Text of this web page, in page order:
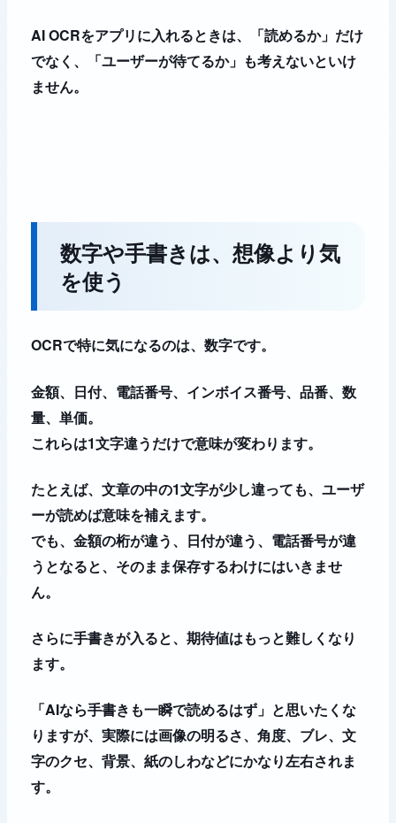
AI OCRをアプリに入れるときは、「読めるか」だけ
でなく、「ユーザーが待てるか」も考えないといけ
ません。
数字や手書きは、想像より気
を使う
OCRで特に気になるのは、数字です。
金額、日付、電話番号、インボイス番号、品番、数
量、単価。
これらは1文字違うだけで意味が変わります。
たとえば、文章の中の1文字が少し違っても、ユーザ
ーが読めば意味を補えます。
でも、金額の桁が違う、日付が違う、電話番号が違
うとなると、そのまま保存するわけにはいきませ
ん。
さらに手書きが入ると、期待値はもっと難しくなり
ます。
「AIなら手書きも一瞬で読めるはず」と思いたくな
りますが、実際には画像の明るさ、角度、ブレ、文
字のクセ、背景、紙のしわなどにかなり左右されま
す。